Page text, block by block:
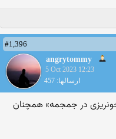
#1,396
angrytommy
5 Oct 2023 12:23
ارسالها: 457
خونریزی در جمجمه» همچنان